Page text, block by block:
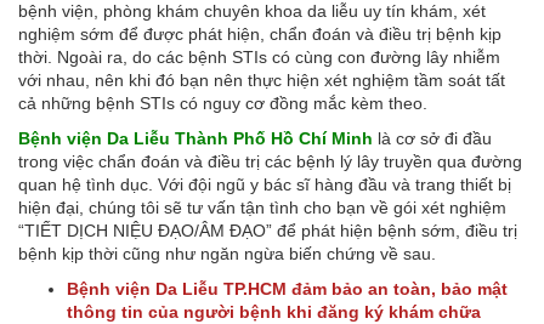
bệnh viện, phòng khám chuyên khoa da liễu uy tín khám, xét
nghiệm sớm để được phát hiện, chẩn đoán và điều trị bệnh kịp
thời. Ngoài ra, do các bệnh STIs có cùng con đường lây nhiễm
với nhau, nên khi đó bạn nên thực hiện xét nghiệm tầm soát tất
cả những bệnh STIs có nguy cơ đồng mắc kèm theo.
Bệnh viện Da Liễu Thành Phố Hồ Chí Minh là cơ sở đi đầu
trong việc chẩn đoán và điều trị các bệnh lý lây truyền qua đường
quan hệ tình dục. Với đội ngũ y bác sĩ hàng đầu và trang thiết bị
hiện đại, chúng tôi sẽ tư vấn tận tình cho bạn về gói xét nghiệm
“TIẾT DỊCH NIỆU ĐẠO/ÂM ĐẠO” để phát hiện bệnh sớm, điều trị
bệnh kịp thời cũng như ngăn ngừa biến chứng về sau.
Bệnh viện Da Liễu TP.HCM đảm bảo an toàn, bảo mật
thông tin của người bệnh khi đăng ký khám chữa